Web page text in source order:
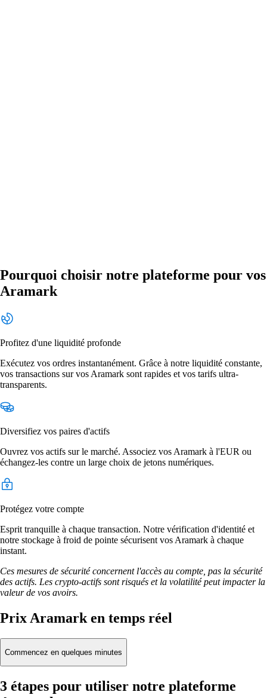
Pourquoi choisir notre plateforme pour vos
Aramark
Profitez d'une liquidité profonde
Exécutez vos ordres instantanément. Grâce à notre liquidité constante,
vos transactions sur vos Aramark sont rapides et vos tarifs ultra-
transparents.
Diversifiez vos paires d'actifs
Ouvrez vos actifs sur le marché. Associez vos Aramark à l'EUR ou
échangez-les contre un large choix de jetons numériques.
Protégez votre compte
Esprit tranquille à chaque transaction. Notre vérification d'identité et
notre stockage à froid de pointe sécurisent vos Aramark à chaque
instant.
Ces mesures de sécurité concernent l'accès au compte, pas la sécurité
des actifs. Les crypto-actifs sont risqués et la volatilité peut impacter la
valeur de vos avoirs.
Prix Aramark en temps réel
Commencez en quelques minutes
3 étapes pour utiliser notre plateforme